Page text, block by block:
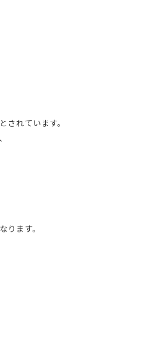
れています。
ます。